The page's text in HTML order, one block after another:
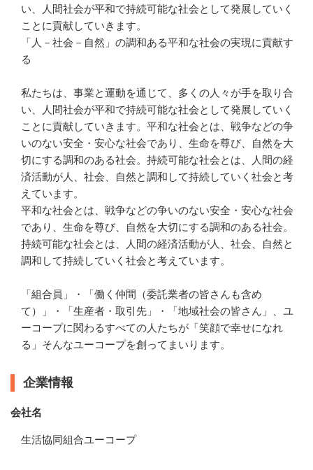
い、人間社会が平和で持続可能な社会として発展していく
ことに貢献していきます。
「人－社会－自然」の調和ある平和な社会の実現に貢献す
る
私たちは、事業と運動を通じて、多くの人々が手を取り合
い、人間社会が平和で持続可能な社会として発展していく
ことに貢献していきます。平和な社会とは、戦争などの争
いのない安全・安心な社会であり、生命を尊び、自然を大
切にする調和のある社会。持続可能な社会とは、人間の経
済活動が人、社会、自然と調和して持続していく社会と考
えています。
平和な社会とは、戦争などの争いのない安全・安心な社会
であり、生命を尊び、自然を大切にする調和のある社会。
持続可能な社会とは、人間の経済活動が人、社会、自然と
調和して持続していく社会と考えています。
「組合員」・「働く仲間（委託業者の皆さんも含め
て）」・「生産者・取引先」・「地域社会の皆さん」、ユ
ーコープに関わるすべての人たちが「笑顔で幸せになれ
る」そんなユーコープを創ってまいります。
企業情報
会社名
生活協同組合ユーコープ